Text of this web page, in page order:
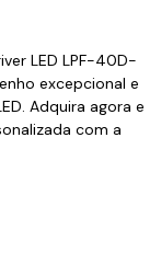
LED LPF-40D-
excepcional e
Adquira agora e
com a